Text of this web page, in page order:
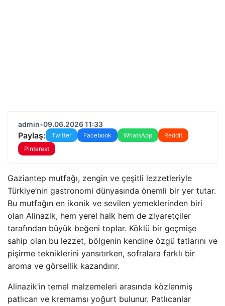
admin•09.06.2026 11:33
Paylaş: Twitter Facebook WhatsApp
Reddit
Pinterest
Gaziantep mutfağı, zengin ve çeşitli lezzetleriyle
Türkiye’nin gastronomi dünyasında önemli bir yer tutar.
Bu mutfağın en ikonik ve sevilen yemeklerinden biri
olan Alinazik, hem yerel halk hem de ziyaretçiler
tarafından büyük beğeni toplar. Köklü bir geçmişe
sahip olan bu lezzet, bölgenin kendine özgü tatlarını ve
pişirme tekniklerini yansıtırken, sofralara farklı bir
aroma ve görsellik kazandırır.
Alinazik’in temel malzemeleri arasında közlenmiş
patlıcan ve kremamsı yoğurt bulunur. Patlıcanlar